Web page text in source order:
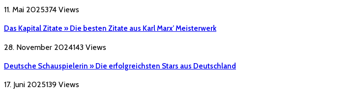
11. Mai 2025374 Views
Das Kapital Zitate » Die besten Zitate aus Karl Marx’ Meisterwerk
28. November 2024143 Views
Deutsche Schauspielerin » Die erfolgreichsten Stars aus Deutschland
17. Juni 2025139 Views